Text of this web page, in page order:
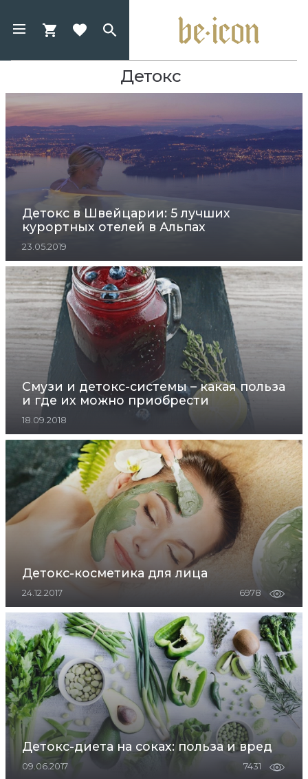
Детокс
Детокс в Швейцарии: 5 лучших
курортных отелей в Альпах
23.05.2019
Смузи и детокс-системы – какая польза
и где их можно приобрести
18.09.2018
Детокс-косметика для лица
24.12.2017 6978
Детокс-диета на соках: польза и вред
09.06.2017 7431